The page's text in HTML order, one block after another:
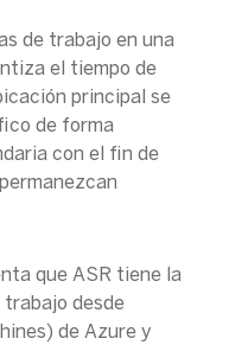
de trabajo en una
el tiempo de
principal se
de forma
con el fin de
que ASR tiene la
trabajo desde
) de Azure y